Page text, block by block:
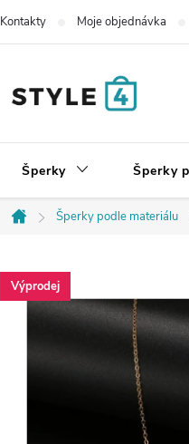
Kontakty Moje objednávka
Šperky Šperky
Domů
Šperky podle materiálu
Výprodej